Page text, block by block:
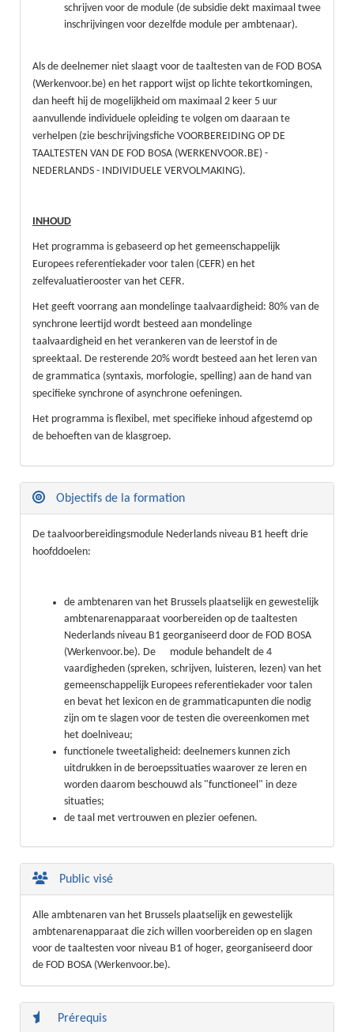
schrijven voor de module (de subsidie dekt maximaal twee
inschrijvingen voor dezelfde module per ambtenaar).
Als de deelnemer niet slaagt voor de taaltesten van de FOD BOSA
(Werkenvoor.be) en het rapport wijst op lichte tekortkomingen,
dan heeft hij de mogelijkheid om maximaal 2 keer 5 uur
aanvullende individuele opleiding te volgen om daaraan te
verhelpen (zie beschrijvingsfiche VOORBEREIDING OP DE
TAALTESTEN VAN DE FOD BOSA (WERKENVOOR.BE) -
NEDERLANDS - INDIVIDUELE VERVOLMAKING).
INHOUD
Het programma is gebaseerd op het gemeenschappelijk
Europees referentiekader voor talen (CEFR) en het
zelfevaluatierooster van het CEFR.
Het geeft voorrang aan mondelinge taalvaardigheid: 80% van de
synchrone leertijd wordt besteed aan mondelinge
taalvaardigheid en het verankeren van de leerstof in de
spreektaal. De resterende 20% wordt besteed aan het leren van
de grammatica (syntaxis, morfologie, spelling) aan de hand van
specifieke synchrone of asynchrone oefeningen.
Het programma is flexibel, met specifieke inhoud afgestemd op
de behoeften van de klasgroep.
Objectifs de la formation
De taalvoorbereidingsmodule Nederlands niveau B1 heeft drie
hoofddoelen:
de ambtenaren van het Brussels plaatselijk en gewestelijk
ambtenarenapparaat voorbereiden op de taaltesten
Nederlands niveau B1 georganiseerd door de FOD BOSA
(Werkenvoor.be). De module behandelt de 4
vaardigheden (spreken, schrijven, luisteren, lezen) van het
gemeenschappelijk Europees referentiekader voor talen
en bevat het lexicon en de grammaticapunten die nodig
zijn om te slagen voor de testen die overeenkomen met
het doelniveau;
functionele tweetaligheid: deelnemers kunnen zich
uitdrukken in de beroepssituaties waarover ze leren en
worden daarom beschouwd als "functioneel" in deze
situaties;
de taal met vertrouwen en plezier oefenen.
Public visé
Alle ambtenaren van het Brussels plaatselijk en gewestelijk
ambtenarenapparaat die zich willen voorbereiden op en slagen
voor de taaltesten voor niveau B1 of hoger, georganiseerd door
de FOD BOSA (Werkenvoor.be).
Prérequis